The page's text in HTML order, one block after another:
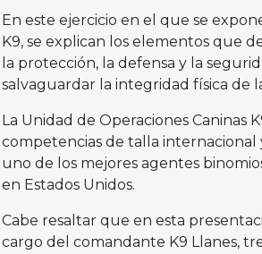
En este ejercicio en el que se
K9, se explican los elementos que
la protección, la defensa y la
salvaguardar la integridad física de
La Unidad de Operaciones Caninas
competencias de talla
uno de los mejores agentes
en Estados Unidos.
Cabe resaltar que en esta
cargo del comandante K9 Llanes,